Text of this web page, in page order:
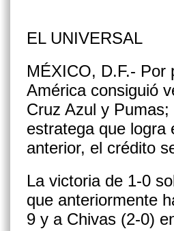
EL UNIVERSAL
MÉXICO, D.F.- Por
América consiguió
Cruz Azul y Pumas;
estratega que logra
anterior, el crédito
La victoria de 1-0
que anteriormente
9 y a Chivas (2-0)